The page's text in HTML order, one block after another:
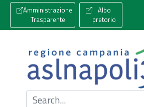
Amministrazione
Trasparente
Albo
pretorio
Cerca nel sito